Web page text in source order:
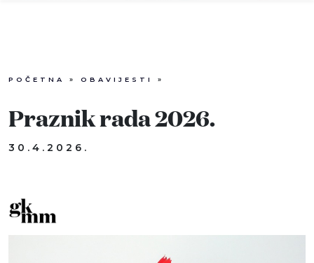
POČETNA » OBAVIJESTI »
Praznik rada 2026.
30.4.2026.